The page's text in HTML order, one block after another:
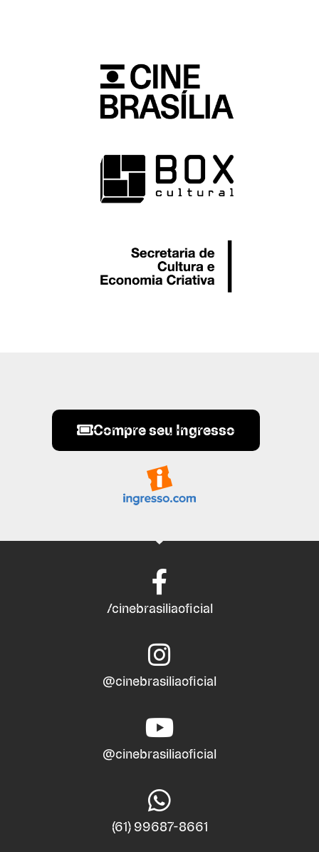
Compre seu Ingresso
/cinebrasiliaoficial
@cinebrasiliaoficial
@cinebrasiliaoficial
(61) 99687-8661